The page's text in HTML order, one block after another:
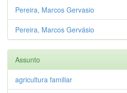
Pereira, Marcos Gervasio
Pereira, Marcos Gervásio
Assunto
agricultura familiar